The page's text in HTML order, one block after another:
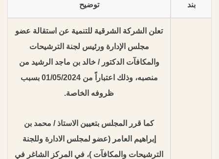
بند توضيح
تعلن الشركة الشرقية للتنمية عن استقالة عضو
مجلس الإدارة ورئيس لجنة الترشيحات
والمكافآت الدكتور / خالد بن ماجد الرشيد من
منصبه، وذلك اعتباراً من 01/05/2024 بسبب
ظروفه الخاصة.
كما قرر المجلس بتعيين الاستاذ / محمد بن
إبراهيم العامر (عضو لمجلس الادارة وللجنة
الترشيحات والمكافآت )، في المركز الشاغر في